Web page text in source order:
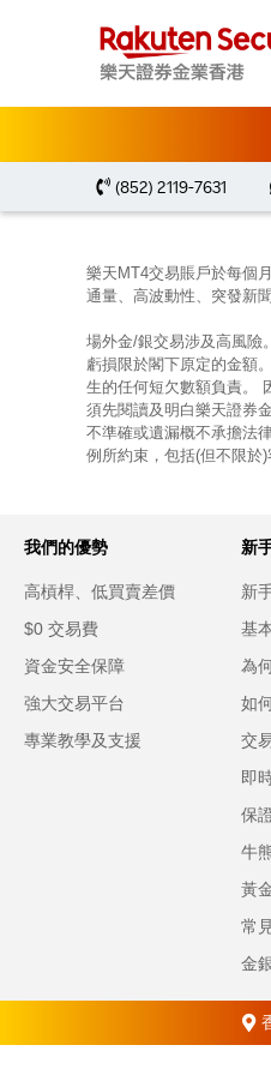
(852) 2119-7631
主頁 NAO form
通過登記以上的樂
樂天MT4交易賬戶於每個
通量、高波動性、突發新
場外金/銀交易涉及高風險
虧損限於閣下原定的金額
生的任何短欠數額負責。
須先閱讀及明白樂天證券
不準確或遺漏概不承擔法
例所約束，包括(但不限於
我們的優勢
高槓桿、低買賣差價
$0 交易費
資金安全保障
強大交易平台
專業教學及支援
新
新
基
為
如
交
即
保
牛
黃
常
金